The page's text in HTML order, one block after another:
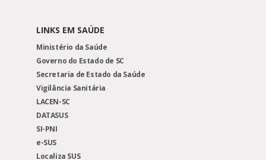
LINKS EM SAÚDE
Ministério da Saúde
Governo do Estado de SC
Secretaria de Estado da Saúde
Vigilância Sanitária
LACEN-SC
DATASUS
SI-PNI
e-SUS
Localiza SUS